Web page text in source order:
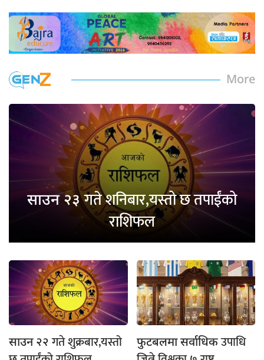
More
साउन २३गते शनिबार,यस्तो छ तपाईंको
राशिफल
साउन २२गते शुक्रबार,यस्तो
फुटबलमा सर्वाधिकउपाधि